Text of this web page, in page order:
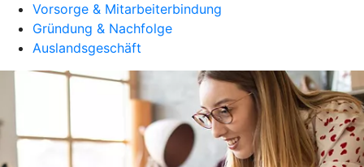
Vorsorge & Mitarbeiterbindung
Gründung & Nachfolge
Auslandsgeschäft